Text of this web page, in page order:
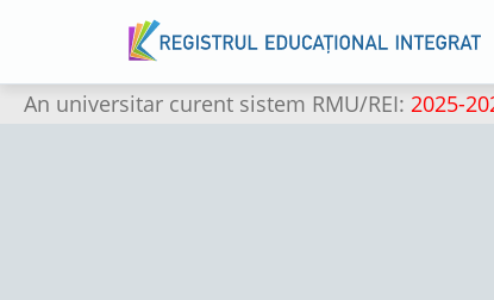
An universitar curent sistem RMU/REI: 2025-